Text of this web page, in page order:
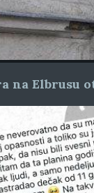
na Elbrusu